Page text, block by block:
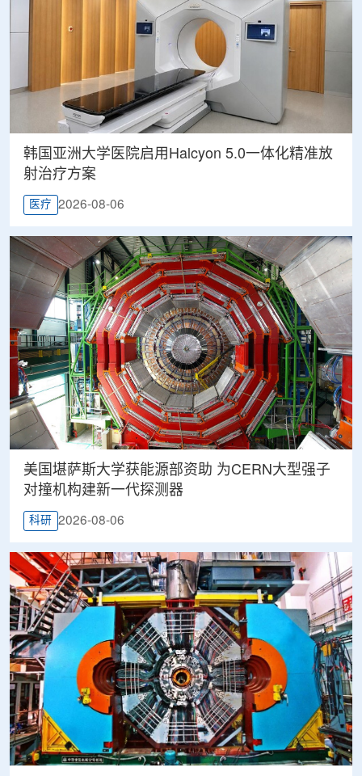
韩国亚洲大学医院启用Halcyon 5.0一体化精准放
射治疗方案
医疗 2026-08-06
美国堪萨斯大学获能源部资助 为CERN大型强子
对撞机构建新一代探测器
科研 2026-08-06